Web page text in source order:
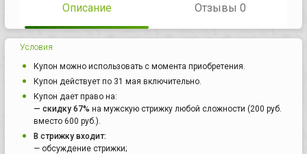
Описание Отзывы 0
Условия
Купон можно использовать с момента приобретения.
Купон действует по 31 мая включительно.
Купон дает право на:
— скидку 67% на мужскую стрижку любой сложности (200 руб.
вместо 600 руб.).
В стрижку входит:
— обсуждение стрижки;